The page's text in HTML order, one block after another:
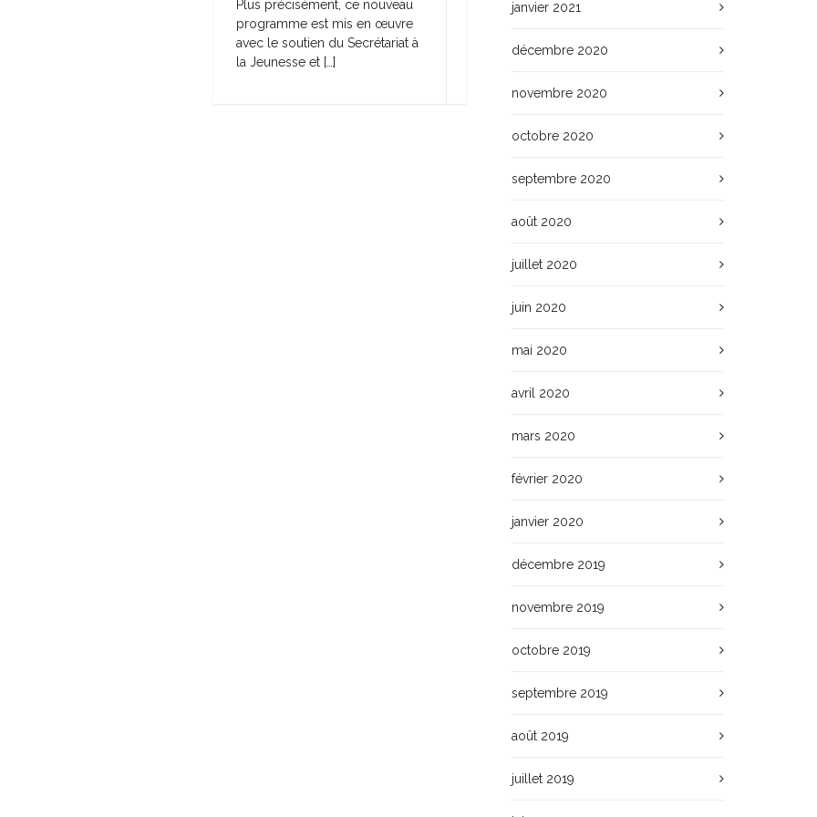
Plus précisément, ce nouveau
programme est mis en œuvre
avec le soutien du Secrétariat à
la Jeunesse et […]
janvier 2021
décembre 2020
novembre 2020
octobre 2020
septembre 2020
août 2020
juillet 2020
juin 2020
mai 2020
avril 2020
mars 2020
février 2020
janvier 2020
décembre 2019
novembre 2019
octobre 2019
septembre 2019
août 2019
juillet 2019